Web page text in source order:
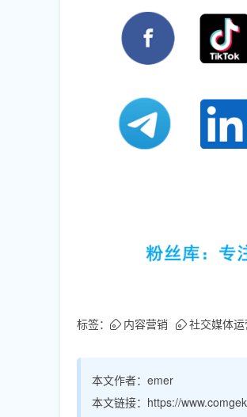
标签： 内容营销 社交媒体
本文作者： emer
本文链接： https://